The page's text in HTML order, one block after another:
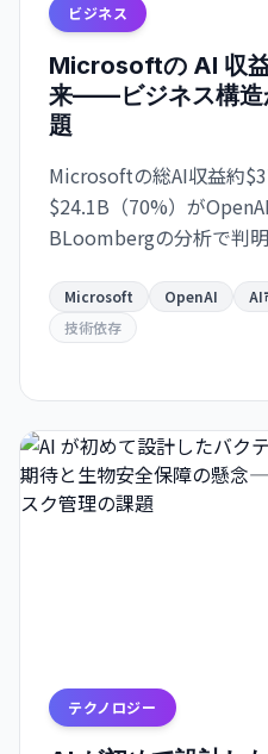
ビジネス
Microsoftの AI 収
来——ビジネス構造
題
Microsoftの総AI収益約
$24.1B（70%）が
BLoombergの分析で判
務を浮き彫りにします。
Microsoft OpenAI AI
技術依存
テクノロジー